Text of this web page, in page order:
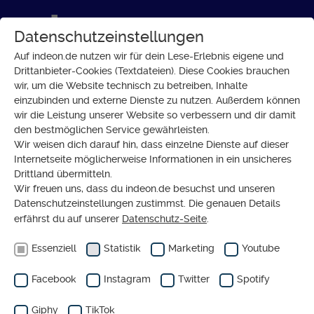
LIEFERKETTENGESETZ
Saubere
Lieferketten:
Freiwillig
klappt das
nicht
KOMMENTAR vonRENATE HALLER
Datenschutzeinstellungen
Auf indeon.de nutzen wir für dein Lese-Erlebnis eigene und
Drittanbieter-Cookies (Textdateien). Diese Cookies brauchen
wir, um die Website technisch zu betreiben, Inhalte
einzubinden und externe Dienste zu nutzen. Außerdem können
wir die Leistung unserer Website so verbessern und dir damit
den bestmöglichen Service gewährleisten.
Wir weisen dich darauf hin, dass einzelne Dienste auf dieser
Internetseite möglicherweise Informationen in ein unsicheres
Drittland übermitteln.
Wir freuen uns, dass du indeon.de besuchst und unseren
Datenschutzeinstellungen zustimmst. Die genauen Details
erfährst du auf unserer Datenschutz-Seite
Essenziell Statistik Marketing Youtube
Facebook Instagram Twitter Spotify
Giphy TikTok